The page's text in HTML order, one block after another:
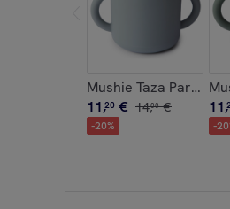
Mushie Taza Para
11,20 € 14,00 €
-20%
11,
-20